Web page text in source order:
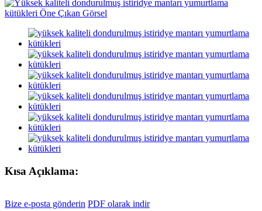
Kısa Açıklama:
Bize e-posta gönderin PDF olarak indir